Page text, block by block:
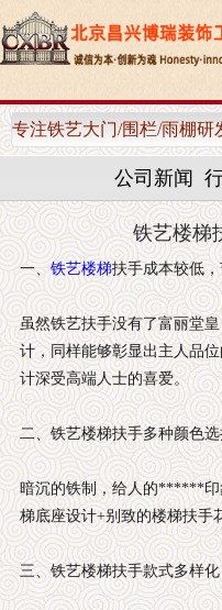
专注铁艺大门/围栏/雨棚研
公司新闻
铁艺楼梯
一、铁艺楼梯扶手成本较低
虽然铁艺扶手没有了富丽堂
计，同样能够彰显出主人品
计深受高端人士的喜爱。
二、铁艺楼梯扶手多种颜色
暗沉的铁制，给人的******印
梯底座设计+别致的楼梯扶手
三、铁艺楼梯扶手款式多样